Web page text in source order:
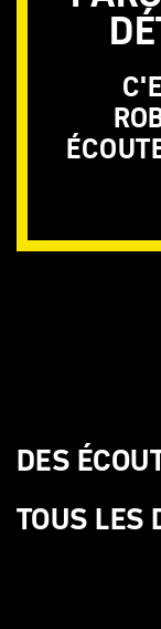
DES
TOUS LES